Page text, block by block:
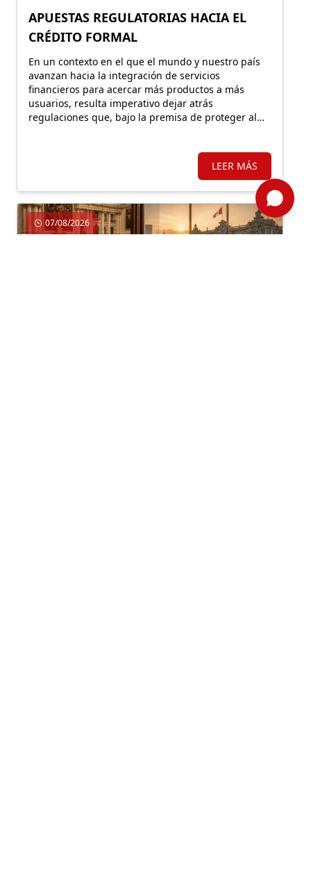
APUESTAS REGULATORIAS HACIA EL
CRÉDITO FORMAL
En un contexto en el que el mundo y nuestro país
avanzan hacia la integración de servicios
financieros para acercar más productos a más
usuarios, resulta imperativo dejar atrás
regulaciones que, bajo la premisa de proteger al
LEER MÁS
07/08/2026